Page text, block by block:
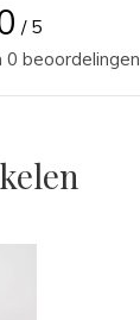
/ 5
beoordelingen